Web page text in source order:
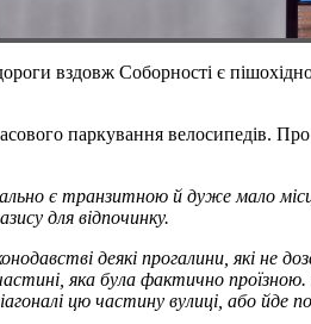
вздовж Соборності є
паркування велосипедів.
є транзитною й дуже мало
для відпочинку.
деякі прогалини, які
яка була фактично
цю частину вулиці, або йде